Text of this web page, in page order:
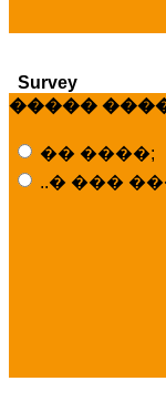
Survey
�����
�� ����;
..� ���